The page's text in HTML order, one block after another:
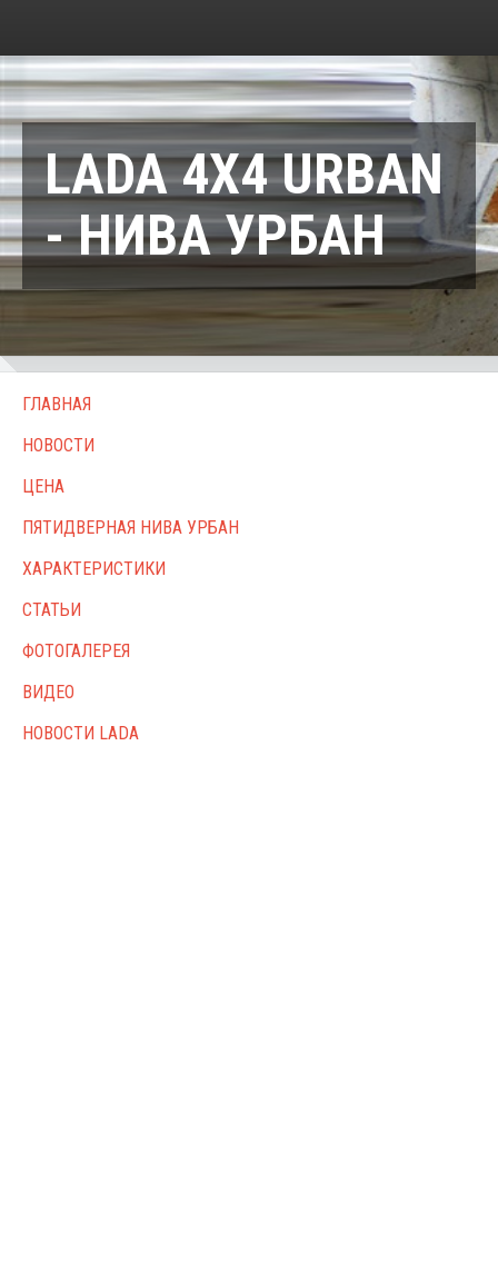
LADA 4X4 URBAN
- НИВА УРБАН
ГЛАВНАЯ
НОВОСТИ
ЦЕНА
ПЯТИДВЕРНАЯ НИВА УРБАН
ХАРАКТЕРИСТИКИ
СТАТЬИ
ФОТОГАЛЕРЕЯ
ВИДЕО
НОВОСТИ LADA